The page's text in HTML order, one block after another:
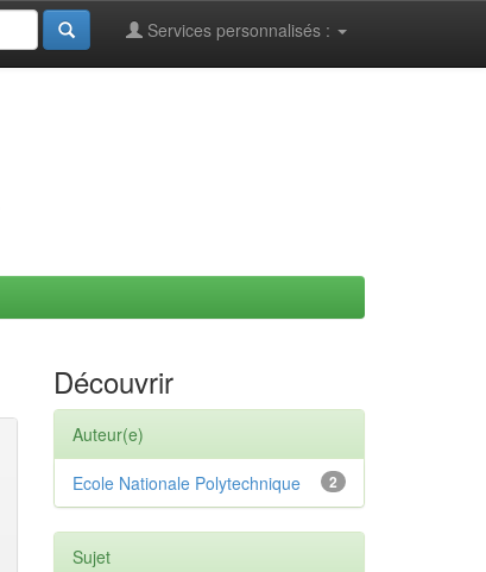
Services personnalisés :
Découvrir
Auteur(e)
2
Ecole Nationale Polytechnique
Sujet